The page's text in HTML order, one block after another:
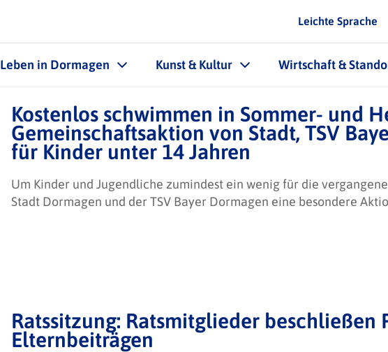
Leichte Sprache
Leben in Dormagen Kunst & Kultur Wirtschaft &
Kostenlos schwimmen in Sommer- und
Gemeinschaftsaktion von Stadt, TSV
für Kinder unter 14 Jahren
Um Kinder und Jugendliche zumindest ein wenig für die
Stadt Dormagen und der TSV Bayer Dormagen eine besondere
Ratssitzung: Ratsmitglieder beschließen
Elternbeiträgen